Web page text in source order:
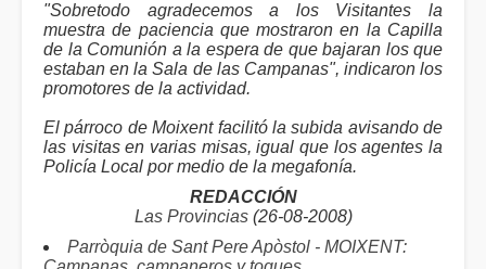
"Sobretodo agradecemos a los Visitantes la
muestra de paciencia que mostraron en la Capilla
de la Comunión a la espera de que bajaran los que
estaban en la Sala de las Campanas", indicaron los
promotores de la actividad.
El párroco de Moixent facilitó la subida avisando de
las visitas en varias misas, igual que los agentes la
Policía Local por medio de la megafonía.
REDACCIÓN
Las Provincias(26-08-2008)
Parròquia de Sant Pere Apòstol - MOIXENT: